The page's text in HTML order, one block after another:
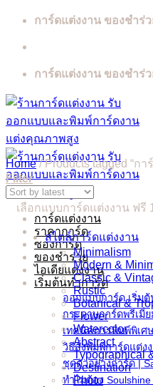
Skip
การ์ดแต่งงาน ของชำร่
การ์ดแต่งงาน ของชำร่
การ์ดแต่งงาน
ราคาการ์ด
ซองการ์ด
ของชำร่วย
ไอเดียแต่งงาน
เริ่มต้นทำการ์ด
ออกแบบการ์ด เริ่ม
กระดาษการ์ดพรีเมี่ย
เทคนิคการพิมพ์พิเศษ
วิธีสั่งพิมพ์การ์ดแต่ง
ชุดตัวอย่างการ์ด |
ทำไมต้อง Soulshine
Home /Products tagged “กา
Filter
เลือกแบบการ์ดแต่งงาน ฟรี
สไตล์การ์ดแต่งงาน
Minimalism
Modern &
Classic &
Rustic
Botanical &
Flower
Watercolor
Abstract
Typographical
Destination
Photo